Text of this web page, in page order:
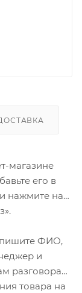
магазине
его в
нажмите на
ФИО,
и
разговора
товара на